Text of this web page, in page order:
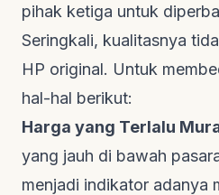
pihak ketiga untuk
Seringkali, kualitasnya
HP original. Untuk
hal-hal berikut:
Harga yang Terlalu
yang jauh di bawah
menjadi indikator adanya